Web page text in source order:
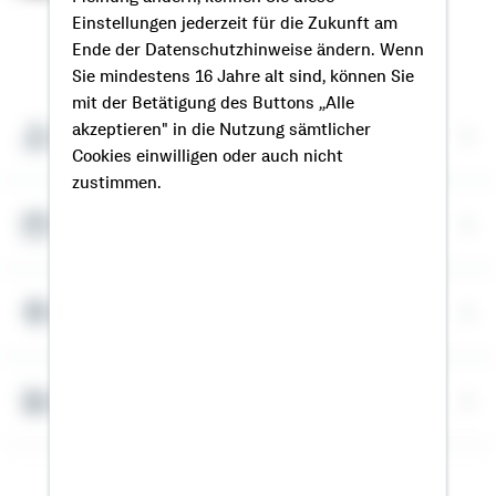
So erreichen Sie mich
Meine Kontaktdaten
Einstellungen jederzeit für die Zukunft am
Ende der Datenschutzhinweise ändern. Wenn
Sie mindestens 16 Jahre alt sind, können Sie
mit der Betätigung des Buttons „Alle
akzeptieren" in die Nutzung sämtlicher
Cookies einwilligen oder auch nicht
zustimmen.